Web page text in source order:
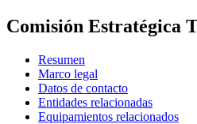
Comisión Estratégica
Resumen
Marco legal
Datos de contacto
Entidades relacionadas
Equipamientos relacionados